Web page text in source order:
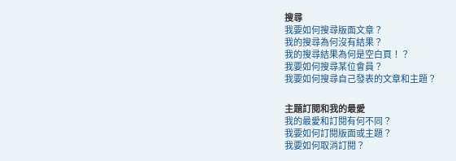
搜尋
我要如何搜尋版面文章？
我的搜尋為何沒有結果？
我的搜尋結果為何是空白頁！？
我要如何搜尋某位會員？
我要如何搜尋自己發表的文章和主題？
主題訂閱和我的最愛
我的最愛和訂閱有何不同？
我要如何訂閱版面或主題？
我要如何取消訂閱？